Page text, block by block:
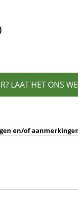
LAAT HET ONS
en/of